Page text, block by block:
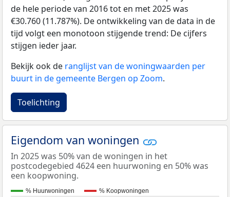
de hele periode van 2016 tot en met 2025 was
€30.760 (11.787%). De ontwikkeling van de data in de
tijd volgt een monotoon stijgende trend: De cijfers
stijgen ieder jaar.
Bekijk ook de ranglijst van de woningwaarden per
buurt in de gemeente Bergen op Zoom.
Toelichting
Eigendom van woningen
In 2025 was 50% van de woningen in het
postcodegebied 4624 een huurwoning en 50% was
een koopwoning.
% Huurwoningen % Koopwoningen